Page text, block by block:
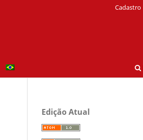
Cadastro
Edição Atual